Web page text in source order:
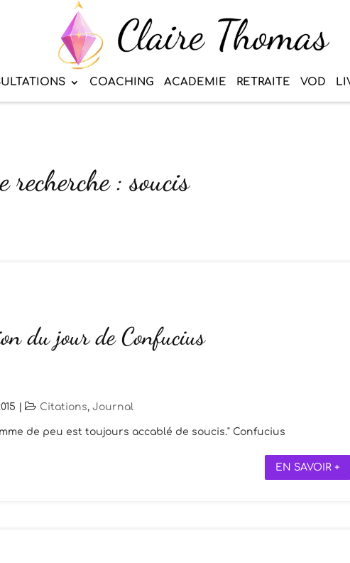
COACHING ACADEMIE RETRAITE VOD
recherche : soucis
du jour de Confucius
| Citations, Journal
de peu est toujours accablé de soucis." Confucius
EN SAVOIR +